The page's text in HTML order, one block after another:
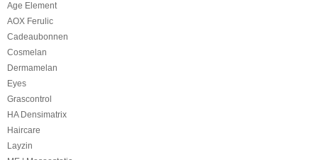
Age Element
AOX Ferulic
Cadeaubonnen
Cosmelan
Dermamelan
Eyes
Grascontrol
HA Densimatrix
Haircare
Layzin